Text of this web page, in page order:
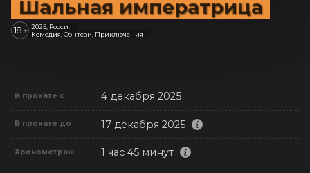
Шальная императрица
18 + 2025, Россия
Комедия, Фэнтези, Приключения
В прокате с 4 декабря 2025
В прокате до 17 декабря 2025
Хронометраж 1 час 45 минут